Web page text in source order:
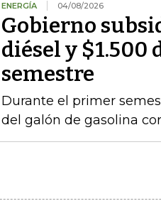
ENERGÍA 04/08/2026
Gobierno
diésel y $1.500
semestre
Durante el primer
del galón de gasolina